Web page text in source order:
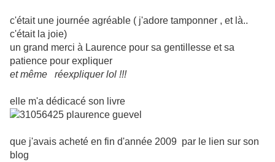
c'était une journée agréable ( j'adore tamponner , et là..
c'était la joie)
un grand merci à Laurence pour sa gentillesse et sa
patience pour expliquer
et même réexpliquer lol !!!
elle m'a dédicacé son livre
que j'avais acheté en fin d'année 2009 par le lien sur son
blog